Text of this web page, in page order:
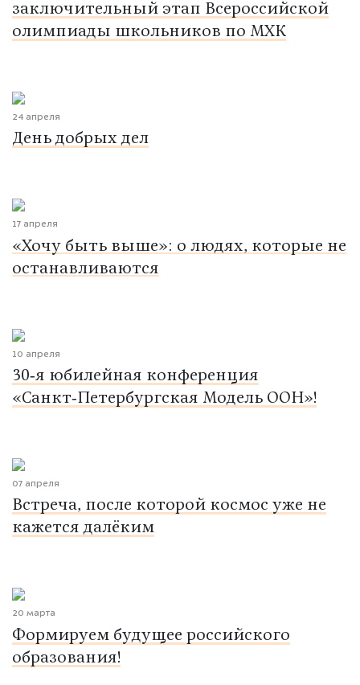
заключительный этап Всероссийской
олимпиады школьников по МХК
24 апреля
День добрых дел
17 апреля
«Хочу быть выше»: о людях, которые не
останавливаются
10 апреля
30‑я юбилейная конференция
«Санкт‑Петербургская Модель ООН»!
07 апреля
Встреча, после которой космос уже не
кажется далёким
20 марта
Формируем будущее российского
образования!